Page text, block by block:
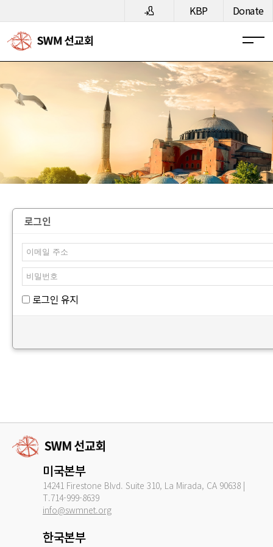
메뉴 건너뛰기 KBP Donate
로그인
로그인 유지
미국본부
14241 Firestone Blvd. Suite 310, La Mirada, CA 90638 |
T.714-999-8639
info@swmnet.org
한국본부